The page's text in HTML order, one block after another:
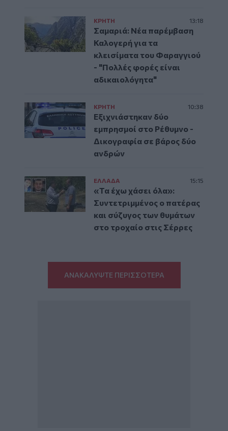
ΚΡΗΤΗ 13:18
Σαμαριά: Νέα παρέμβαση
Καλογερή για τα
κλεισίματα του Φαραγγιού
- "Πολλές φορές είναι
αδικαιολόγητα"
ΚΡΗΤΗ 10:38
Εξιχνιάστηκαν δύο
εμπρησμοί στο Ρέθυμνο -
Δικογραφία σε βάρος δύο
ανδρών
ΕΛΛAΔΑ 15:15
«Τα έχω χάσει όλα»:
Συντετριμμένος ο πατέρας
και σύζυγος των θυμάτων
στο τροχαίο στις Σέρρες
ΑΝΑΚΑΛΥΨΤΕ ΠΕΡΙΣΣΟΤΕΡΑ